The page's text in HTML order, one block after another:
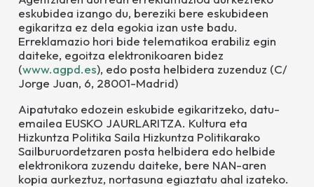
eskubidea izango du, bereziki bere eskubideen
egikaritza ez dela egokia izan uste badu.
Erreklamazio hori bide telematikoa erabiliz egin
daiteke, egoitza elektronikoaren bidez
(www.agpd.es), edo posta helbidera zuzenduz (C/
Jorge Juan, 6, 28001-Madrid)
Aipatutako edozein eskubide egikaritzeko, datu-
emailea EUSKO JAURLARITZA. Kultura eta
Hizkuntza Politika Saila Hizkuntza Politikarako
Sailburuordetzaren posta helbidera edo helbide
elektronikora zuzendu daiteke, bere NAN-aren
kopia aurkeztuz, nortasuna egiaztatu ahal izateko.